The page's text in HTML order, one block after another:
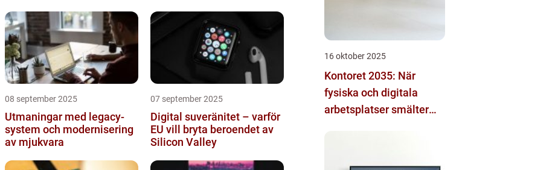
08 september 2025
Utmaningar med legacy-
system och modernisering
av mjukvara
07 september 2025
Digital suveränitet – varför
EU vill bryta beroendet av
Silicon Valley
16 oktober 2025
Kontoret 2035: När
fysiska och digitala
arbetsplatser smälter